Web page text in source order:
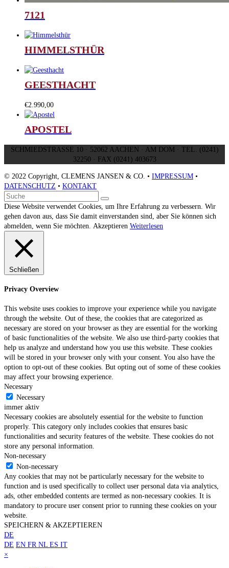
7121
HIMMELSTHÜR
GEESTHACHT
€2.990,00
APOSTEL
SCHMIEDSTRASSE 10 · 52062 AACHEN · AM DOM · TEL. (0241)
32250 · FAX (0241) 403673
© 2022 Copyright, CLEMENS JANSEN & CO. • IMPRESSUM •
DATENSCHUTZ • KONTAKT
An
den
Anfang
scrollen
Suche
Senden
Diese Website verwendet Cookies, um Ihre Erfahrung zu verbessern. Wir
gehen davon aus, dass Sie damit einverstanden sind, aber Sie können sich
abmelden, wenn Sie möchten. Akzeptieren Weiterlesen
Schließen
Privacy Overview
This website uses cookies to improve your experience while you navigate
through the website. Out of these, the cookies that are categorized as
necessary are stored on your browser as they are essential for the working
of basic functionalities of the website. We also use third-party cookies that
help us analyze and understand how you use this website. These cookies
will be stored in your browser only with your consent. You also have the
option to opt-out of these cookies. But opting out of some of these cookies
may affect your browsing experience.
Necessary
Necessary
immer aktiv
Necessary cookies are absolutely essential for the website to function
properly. This category only includes cookies that ensures basic
functionalities and security features of the website. These cookies do not
store any personal information.
Non-necessary
Non-necessary
Any cookies that may not be particularly necessary for the website to
function and is used specifically to collect user personal data via analytics,
ads, other embedded contents are termed as non-necessary cookies. It is
mandatory to procure user consent prior to running these cookies on your
website.
SPEICHERN & AKZEPTIEREN
DE
DE EN FR NL ES IT
×